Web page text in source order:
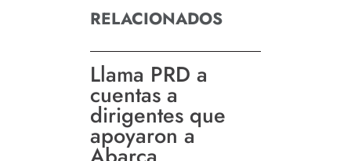
RELACIONADOS
Llama PRD a
cuentas a
dirigentes que
apoyaron a